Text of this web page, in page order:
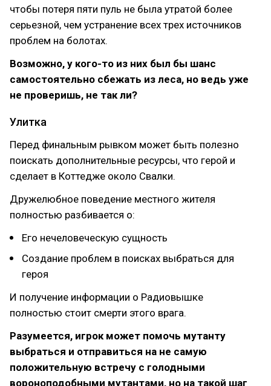
чтобы потеря пяти пуль не была утратой более
серьезной, чем устранение всех трех источников
проблем на болотах.
Возможно, у кого-то из них был бы шанс
самостоятельно сбежать из леса, но ведь уже
не проверишь, не так ли?
Улитка
Перед финальным рывком может быть полезно
поискать дополнительные ресурсы, что герой и
сделает в Коттедже около Свалки.
Дружелюбное поведение местного жителя
полностью разбивается о:
Его нечеловеческую сущность
Создание проблем в поисках выбраться для
героя
И получение информации о Радиовышке
полностью стоит смерти этого врага.
Разумеется, игрок может помочь мутанту
выбраться и отправиться на не самую
положительную встречу с голодными
вороноподобными мутантами, но на такой шаг